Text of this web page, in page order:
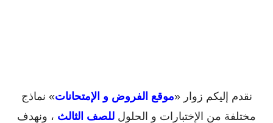
نقدم إليكم زوار «موقع الفروض و الإمتحانات» نماذج
مختلفة من الإختبارات و الحلول للصف الثالث ، ونهدف